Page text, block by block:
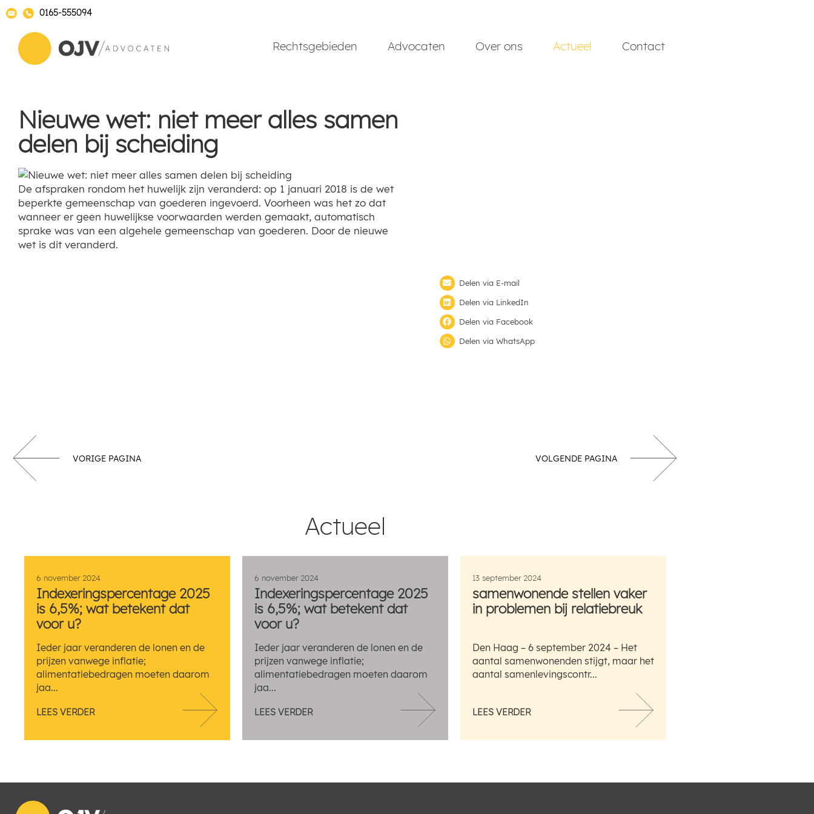
0165-555094
Rechtsgebieden Advocaten Over ons Actueel Contact
Nieuwe wet: niet meer alles samen
delen bij scheiding
De afspraken rondom het huwelijk zijn veranderd: op 1 januari 2018 is de wet
beperkte gemeenschap van goederen ingevoerd. Voorheen was het zo dat
wanneer er geen huwelijkse voorwaarden werden gemaakt, automatisch
sprake was van een algehele gemeenschap van goederen. Door de nieuwe
wet is dit veranderd.
Delen via E-mail
Delen via LinkedIn
Delen via Facebook
Delen via WhatsApp
VORIGE PAGINA VOLGENDE PAGINA
Actueel
6 november 2024
Indexeringspercentage 2025
is 6,5%; wat betekent dat
voor u?
Ieder jaar veranderen de lonen en de
prijzen vanwege inflatie;
alimentatiebedragen moeten daarom
jaa...
LEES VERDER
6 november 2024
Indexeringspercentage 2025
is 6,5%; wat betekent dat
voor u?
Ieder jaar veranderen de lonen en de
prijzen vanwege inflatie;
alimentatiebedragen moeten daarom
jaa...
LEES VERDER
13 september 2024
samenwonende stellen vaker
in problemen bij relatiebreuk
Den Haag – 6 september 2024 – Het
aantal samenwonenden stijgt, maar het
aantal samenlevingscontr...
LEES VERDER